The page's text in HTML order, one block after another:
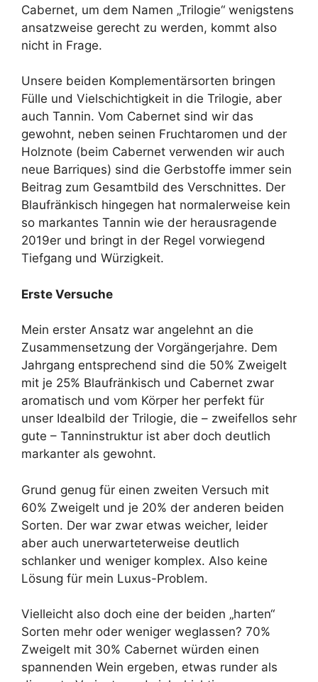
Cabernet, um dem Namen „Trilogie“ wenigstens
ansatzweise gerecht zu werden, kommt also
nicht in Frage.
Unsere beiden Komplementärsorten bringen
Fülle und Vielschichtigkeit in die Trilogie, aber
auch Tannin. Vom Cabernet sind wir das
gewohnt, neben seinen Fruchtaromen und der
Holznote (beim Cabernet verwenden wir auch
neue Barriques) sind die Gerbstoffe immer sein
Beitrag zum Gesamtbild des Verschnittes. Der
Blaufränkisch hingegen hat normalerweise kein
so markantes Tannin wie der herausragende
2019er und bringt in der Regel vorwiegend
Tiefgang und Würzigkeit.
Erste Versuche
Mein erster Ansatz war angelehnt an die
Zusammensetzung der Vorgängerjahre. Dem
Jahrgang entsprechend sind die 50% Zweigelt
mit je 25% Blaufränkisch und Cabernet zwar
aromatisch und vom Körper her perfekt für
unser Idealbild der Trilogie, die – zweifellos sehr
gute – Tanninstruktur ist aber doch deutlich
markanter als gewohnt.
Grund genug für einen zweiten Versuch mit
60% Zweigelt und je 20% der anderen beiden
Sorten. Der war zwar etwas weicher, leider
aber auch unerwarteterweise deutlich
schlanker und weniger komplex. Also keine
Lösung für mein Luxus-Problem.
Vielleicht also doch eine der beiden „harten“
Sorten mehr oder weniger weglassen? 70%
Zweigelt mit 30% Cabernet würden einen
spannenden Wein ergeben, etwas runder als